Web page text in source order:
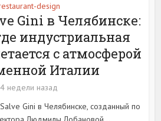
design
Gini в Челябинске:
индустриальная
с атмосферой
Италии
4 недели назад
Gini в Челябинске, созданный по